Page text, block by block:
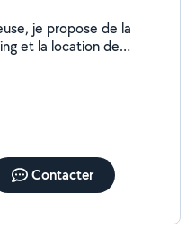
je propose de la
et la location de
Contacter